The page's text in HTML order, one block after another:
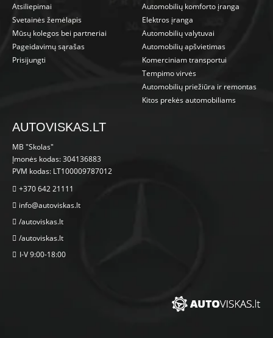
Atsiliepimai
Svetainės žemėlapis
Mūsų kolegos bei partneriai
Pageidavimų sąrašas
Prisijungti
Automobilių komforto įranga
Elektros įranga
Automobilių valytuvai
Automobilių apšvietimas
Komerciniam transportui
Tempimo virvės
Automobilių priežiūra ir remontas
Kitos prekės automobiliams
AUTOVISKAS.LT
MB "Skolas"
Įmonės kodas: 304136883
PVM kodas: LT100009787012
+370 642 21111
info@autoviskas.lt
/autoviskas.lt
/autoviskas.lt
I-V 9:00-18:00